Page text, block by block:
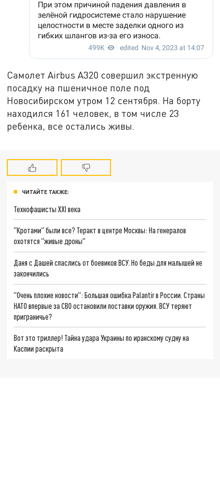
Самолет Airbus A320 совершил экстренную
посадку на пшеничное поле под
Новосибирском утром 12 сентября. На борту
находился 161 человек, в том числе 23
ребенка, все остались живы.
ЧИТАЙТЕ ТАКЖЕ:
Технофашисты XXI века
"Кротами" были все? Теракт в центре Москвы: На генералов
охотятся "живые дроны"
Даня с Дашей спаслись от боевиков ВСУ. Но беды для малышей не
закончились
"Очень плохие новости": Большая ошибка Palantir в России. Страны
НАТО впервые за СВО остановили поставки оружия. ВСУ теряют
приграничье?
Вот это триллер! Тайна удара Украины по иранскому судну на
Каспии раскрыта